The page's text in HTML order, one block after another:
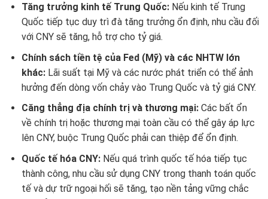
Tăng trưởng kinh tế Trung Quốc:Nếu kinh tế Trung
Quốc tiếp tục duy trì đà tăng trưởng ổn định, nhu cầu đối
với CNY sẽ tăng, hỗ trợ cho tỷ giá.
Chính sách tiền tệ của Fed (Mỹ) và các NHTW lớn
khác:Lãi suất tại Mỹ và các nước phát triển có thể ảnh
hưởng đến dòng vốn chảy vào Trung Quốc và tỷ giá CNY.
Căng thẳng địa chính trị và thương mại:Các bất ổn
về chính trị hoặc thương mại toàn cầu có thể gây áp lực
lên CNY, buộc Trung Quốc phải can thiệp để ổn định.
Quốc tế hóa CNY:Nếu quá trình quốc tế hóa tiếp tục
thành công, nhu cầu sử dụng CNY trong thanh toán quốc
tế và dự trữ ngoại hối sẽ tăng, tạo nền tảng vững chắc